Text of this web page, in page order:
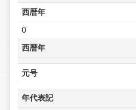
西暦年
0
西暦年
元号
年代表記